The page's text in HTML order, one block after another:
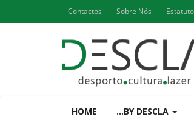
Contactos Sobre Nós
HOME ...BY DESCLA